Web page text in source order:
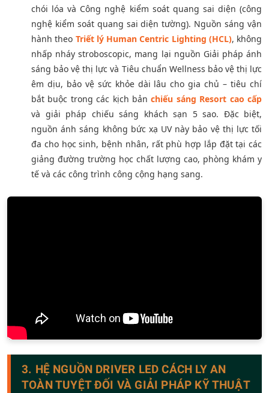
chói lóa và Công nghệ kiểm soát quang sai diện (công
nghệ kiểm soát quang sai diện tường). Nguồn sáng vận
hành theo Triết lý Human Centric Lighting (HCL), không
nhấp nháy stroboscopic, mang lại nguồn Giải pháp ánh
sáng bảo vệ thị lực và Tiêu chuẩn Wellness bảo vệ thị lực
êm dịu, bảo vệ sức khỏe dài lâu cho gia chủ – tiêu chí
bắt buộc trong các kịch bảnchiếu sáng Resort cao cấp
và giải pháp chiếu sáng khách sạn 5 sao. Đặc biệt,
nguồn ánh sáng không bức xạ UV này bảo vệ thị lực tối
đa cho học sinh, bệnh nhân, rất phù hợp lắp đặt tại các
giảng đường trường học chất lượng cao, phòng khám y
tế và các công trình công cộng hạng sang.
3. HỆ NGUỒN DRIVER LED CÁCH LY AN
TOÀN TUYỆT ĐỐI VÀ GIẢI PHÁP KỸ THUẬT